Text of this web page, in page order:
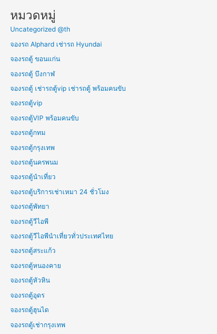
หมวดหมู่
Uncategorized @th
จองรถ Alphard เช่ารถ Hyundai
จองรถตู้ ขอนแก่น
จองรถตู้ บึงกาฬ
จองรถตู้ เช่ารถตู้vip เช่ารถตู้ พร้อมคนขับ
จองรถตู้vip
จองรถตู้VIP พร้อมคนขับ
จองรถตู้กทม
จองรถตู้กรุงเทพ
จองรถตู้นครพนม
จองรถตู้นำเที่ยว
จองรถตู้บริการเช่าเหมา 24 ชั่วโมง
จองรถตู้พัทยา
จองรถตู้วีไอพี
จองรถตู้วีไอพีนำเที่ยวทั่วประเทศไทย
จองรถตู้สระแก้ว
จองรถตู้หนองคาย
จองรถตู้หัวหิน
จองรถตู้อุดร
จองรถตู้ฮุนได
จองรถตู้เช่ากรุงเทพ